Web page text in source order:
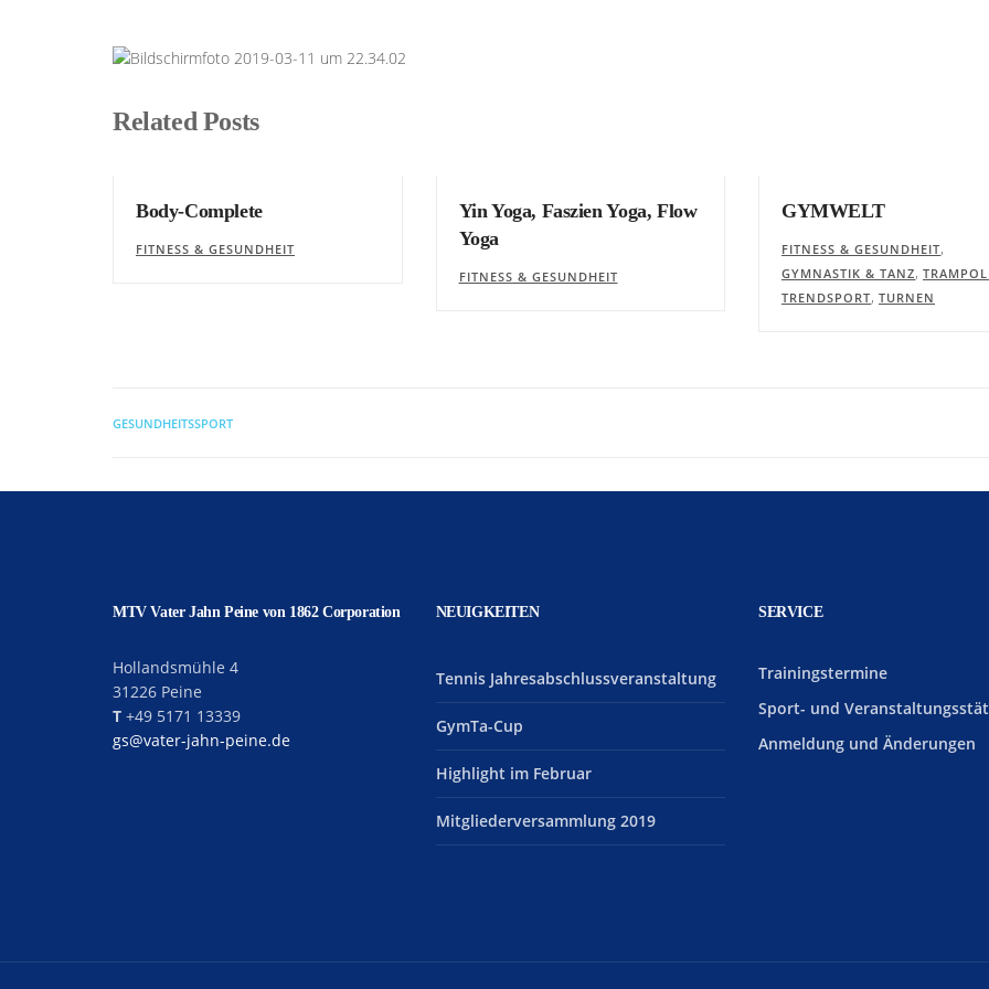
Related Posts
Body-Complete
FITNESS & GESUNDHEIT
Yin Yoga, Faszien Yoga, Flow
Yoga
FITNESS & GESUNDHEIT
GYMWELT
FITNESS & GESUNDHEIT,
GYMNASTIK & TANZ,
TRENDSPORT, TURNEN
GESUNDHEITSSPORT
MTV Vater Jahn Peine von 1862 Corporation
Hollandsmühle 4
31226 Peine
T +49 5171 13339
gs@vater-jahn-peine.de
NEUIGKEITEN
Tennis Jahresabschlussveranstaltung
GymTa-Cup
Highlight im Februar
Mitgliederversammlung 2019
SERVICE
Trainingstermine
Sport- und
Anmeldung und Änderungen